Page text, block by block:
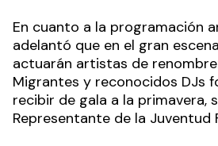
En cuanto a la programación
adelantó que en el gran
actuarán artistas de
Migrantes y reconocidos DJs
recibir de gala a la primavera,
Representante de la Juventud